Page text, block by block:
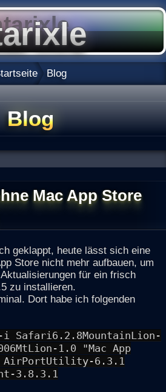
Blog
Blog
Mac App Store
geklappt, heute lässt sich eine
Store nicht mehr aufbauen, um
für ein frisch
zu installieren.
Dort habe ich folgenden
i Safari6.2.8MountainLion-
1.0 "Mac App
AirPortUtility-6.3.1
3.8.3.1